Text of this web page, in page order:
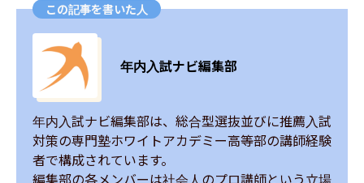
この記事を書いた人
年内入試ナビ編集部
年内入試ナビ編集部は、総合型選抜並びに推薦入試
対策の専門塾ホワイトアカデミー高等部の講師経験
者で構成されています。
編集部の各メンバーは社会人のプロ講師という立場